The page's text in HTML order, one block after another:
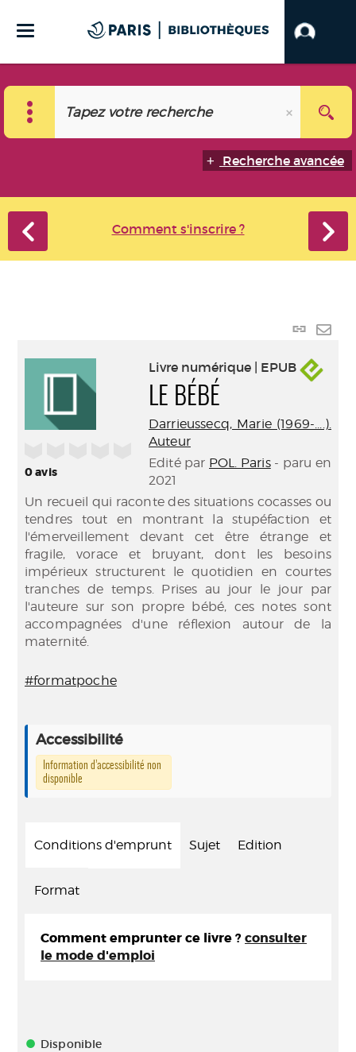
Recherche avancée
Comment s'inscrire ?
Lien
0avis
Livre numérique | EPUB
LE BÉBÉ
Darrieussecq, Marie (1969-....).
Auteur
Edité par POL. Paris- paru en
2021
Un recueil qui raconte des situations cocasses ou
tendres tout en montrant la stupéfaction et
l'émerveillement devant cet être étrange et
fragile, vorace et bruyant, dont les besoins
impérieux structurent le quotidien en courtes
tranches de temps. Prises au jour le jour par
l'auteure sur son propre bébé, ces notes sont
accompagnées d'une réflexion autour de la
maternité.
#formatpoche
Accessibilité
Information d’accessibilité non
disponible
Conditions d'emprunt Sujet Edition
Format
Comment emprunter ce livre ? consulter
le mode d'emploi
Disponible